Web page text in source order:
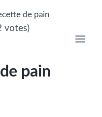
de pain
votes)
pain